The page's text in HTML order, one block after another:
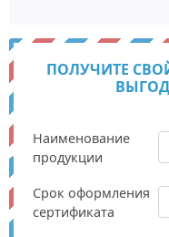
ПОЛУЧИТЕ
Наименование
продукции
Срок оформления
сертификата